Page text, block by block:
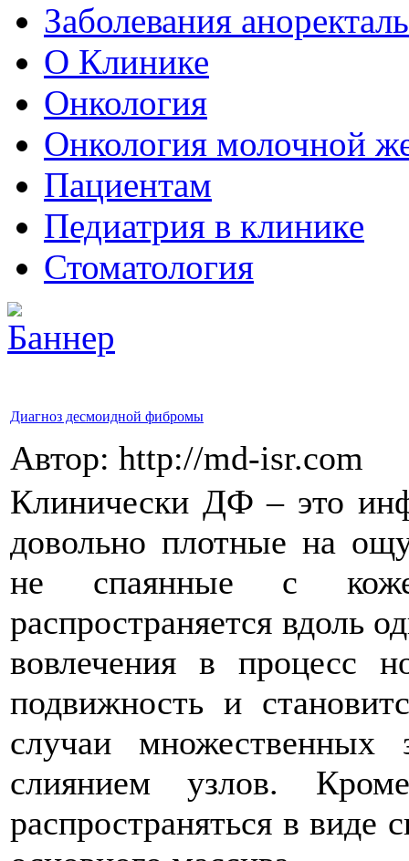
Заболевания
O Клинике
Онкология
Онкология молочной
Пациентам
Педиатрия в клинике
Стоматология
Диагноз десмоидной фибромы
Автор: http://md-isr.com
Клинически ДФ – это
довольно плотные на
не спаянные с
распространяется вдоль
вовлечения в процесс
подвижность и
случаи
слиянием узлов.
распространяться в виде